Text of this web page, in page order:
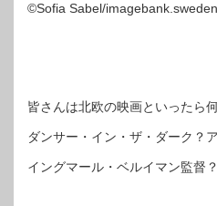
©Sofia Sabel/
皆さんは北欧の映画といったら
ダンサー・イン・ザ・ダーク？
イングマール・ベルイマン監督？